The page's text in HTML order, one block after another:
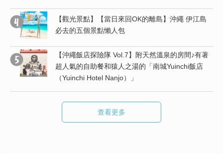
【觀光景點】【當日來回OK的離島】沖繩 伊江島
必去的五個景點懶人包
【沖繩飯店探險隊 Vol.7】附天然溫泉的房間♪有著
超人氣的自助餐和猿人之湯的「南城Yuinchi飯店
（Yuinchi Hotel Nanjo）」
查看更多